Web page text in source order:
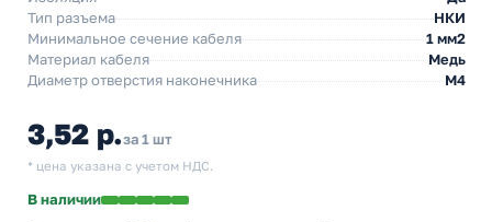
Тип разъема
НКИ
Минимальное сечение кабеля
1 мм2
Материал кабеля
Медь
Диаметр отверстия наконечника
М4
3,52 р.за 1 шт
* цена указана с учетом НДС.
В наличии